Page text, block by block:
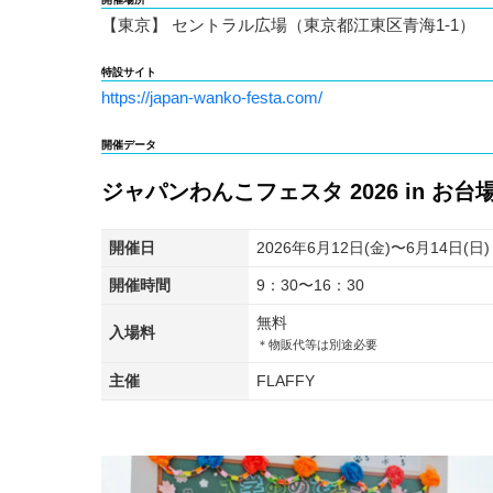
【東京】 セントラル広場（東京都江東区青海1-1）
特設サイト
https://japan-wanko-festa.com/
開催データ
ジャパンわんこフェスタ 2026 in お台
開催日 2026年6月12日(金)〜6月14日(日)
開催時間 9：30〜16：30
入場料
無料
＊物販代等は別途必要
主催 FLAFFY